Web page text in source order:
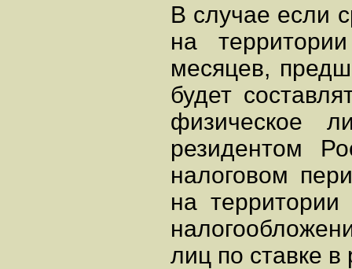
В случае если
на
месяцев,
будет
физическое
резидентом
налоговом
на
лиц по ставке